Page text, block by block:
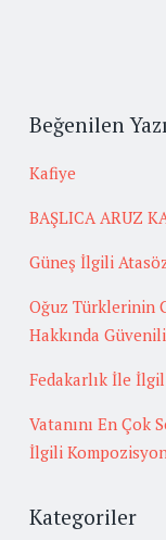
Beğenilen
Kafiye
BAŞLICA ARUZ
Güneş İlgili
Oğuz Türklerinin
Hakkında
Fedakarlık İle
Vatanını En Çok
İlgili Kompozisyon
Kategoriler